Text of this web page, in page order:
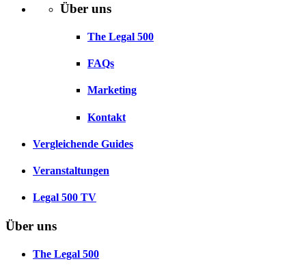
Über uns
The Legal 500
FAQs
Marketing
Kontakt
Vergleichende Guides
Veranstaltungen
Legal 500 TV
Über uns
The Legal 500